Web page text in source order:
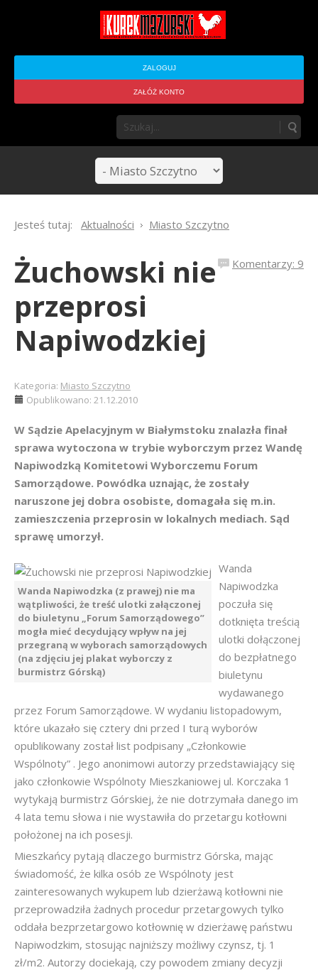
ZALOGUJ
ZAŁÓŻ KONTO
Jesteś tutaj: Aktualności Miasto Szczytno
Komentarzy: 9
Żuchowski nie
przeprosi
Napiwodzkiej
Kategoria: Miasto Szczytno
Opublikowano: 21.12.2010
W Sądzie Apelacyjnym w Białymstoku znalazła finał
sprawa wytoczona w trybie wyborczym przez Wandę
Napiwodzką Komitetowi Wyborczemu Forum
Samorządowe. Powódka uznając, że zostały
naruszone jej dobra osobiste, domagała się m.in.
zamieszczenia przeprosin w lokalnych mediach. Sąd
sprawę umorzył.
Wanda Napiwodzka (z prawej) nie ma
wątpliwości, że treść ulotki załączonej
do biuletynu „Forum Samorządowego”
mogła mieć decydujący wpływ na jej
przegraną w wyborach samorządowych
(na zdjęciu jej plakat wyborczy z
burmistrz Górską)
Wanda
Napiwodzka
poczuła się
dotknięta treścią
ulotki dołączonej
do bezpłatnego
biuletynu
wydawanego
przez Forum Samorządowe. W wydaniu listopadowym,
które ukazało się cztery dni przed I turą wyborów
opublikowany został list podpisany „Członkowie
Wspólnoty” . Jego anonimowi autorzy przedstawiający się
jako członkowie Wspólnoty Mieszkaniowej ul. Korczaka 1
wytykają burmistrz Górskiej, że nie dotrzymała danego im
4 lata temu słowa i nie wystawiła do przetargu kotłowni
położonej na ich posesji.
Mieszkańcy pytają dlaczego burmistrz Górska, mając
świadomość, że kilka osób ze Wspólnoty jest
zainteresowanych wykupem lub dzierżawą kotłowni nie
przeprowadziła żadnych procedur przetargowych tylko
oddała bezprzetargowo kotłownię w dzierżawę państwu
Napiwodzkim, stosując najniższy możliwy czynsz, tj. 1
zł/m2. Autorzy dociekają, czy powodem zmiany decyzji